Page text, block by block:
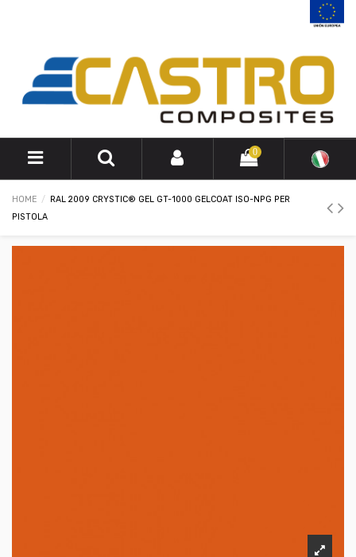
0
HOME
RAL 2009 CRYSTIC® GEL GT-1000 GELCOAT ISO-NPG PER
PISTOLA